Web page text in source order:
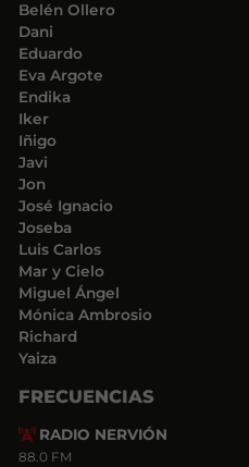
Belén Ollero
Dani
Eduardo
Eva Argote
Endika
Iker
Iñigo
Javi
Jon
José Ignacio
Joseba
Luis Carlos
Mar y Cielo
Miguel Ángel
Mónica Ambrosio
Richard
Yaiza
FRECUENCIAS
RADIO NERVIÓN
88.0 FM